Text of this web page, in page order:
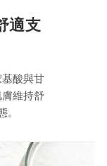
適支
酸與甘
維持舒